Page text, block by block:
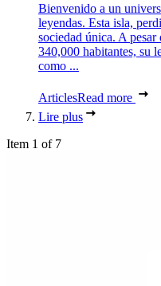
Bienvenido a un
leyendas. Esta isla,
sociedad única. A
340,000 habitantes, su
como ...
ArticlesRead more
Lire plus
Item 1 of 7